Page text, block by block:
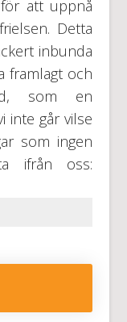
att uppnå
Detta
inbunda
framlagt och
som en
inte går vilse
som ingen
ifrån oss: